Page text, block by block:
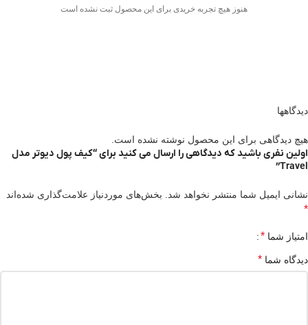
هنوز هیچ تجربه خریدی برای این محصول ثبت نشده است
دیدگاهها
هیچ دیدگاهی برای این محصول نوشته نشده است.
اولین نفری باشید که دیدگاهی را ارسال می کنید برای “کیف پول دیوتر مدل
Travel”
نشانی ایمیل شما منتشر نخواهد شد. بخش‌های موردنیاز علامت‌گذاری شده‌اند
*
امتیاز شما *
دیدگاه شما *